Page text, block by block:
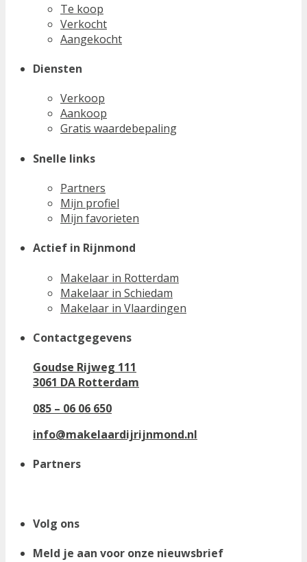
Te koop
Verkocht
Aangekocht
Diensten
Verkoop
Aankoop
Gratis waardebepaling
Snelle links
Partners
Mijn profiel
Mijn favorieten
Actief in Rijnmond
Makelaar in Rotterdam
Makelaar in Schiedam
Makelaar in Vlaardingen
Contactgegevens
Goudse Rijweg 111
3061 DA Rotterdam
085 – 06 06 650
info@makelaardijrijnmond.nl
Partners
Volg ons
Meld je aan voor onze nieuwsbrief